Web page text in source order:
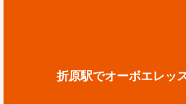
折原駅でオーボエレッ